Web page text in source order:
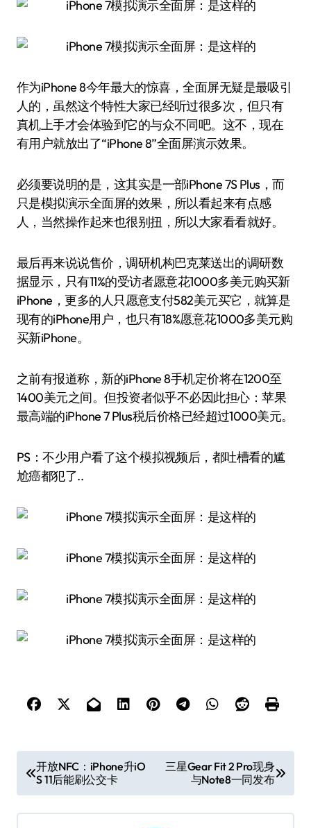
作为iPhone 8今年最大的惊喜，全面屏无疑是最吸引
人的，虽然这个特性大家已经听过很多次，但只有
真机上手才会体验到它的与众不同吧。这不，现在
有用户就放出了“iPhone 8”全面屏演示效果。
必须要说明的是，这其实是一部iPhone 7S Plus，而
只是模拟演示全面屏的效果，所以看起来有点感
人，当然操作起来也很别扭，所以大家看看就好。
最后再来说说售价，调研机构巴克莱送出的调研数
据显示，只有11%的受访者愿意花1000多美元购买新
iPhone，更多的人只愿意支付582美元买它，就算是
现有的iPhone用户，也只有18%愿意花1000多美元购
买新iPhone。
之前有报道称，新的iPhone 8手机定价将在1200至
1400美元之间。但投资者似乎不必因此担心：苹果
最高端的iPhone 7 Plus税后价格已经超过1000美元。
PS：不少用户看了这个模拟视频后，都吐槽看的尴
尬癌都犯了..
章
导
开放NFC：iPhone升iO
S 11后能刷公交卡
三星Gear Fit 2 Pro现身
与Note8一同发布